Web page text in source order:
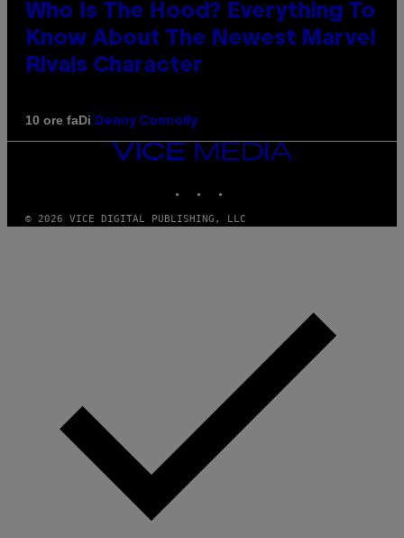
Who Is The Hood? Everything To
Know About The Newest Marvel
Rivals Character
10 ore faDi Denny Connolly
VICE
MEDIA
© 2026 VICE DIGITAL PUBLISHING, LLC